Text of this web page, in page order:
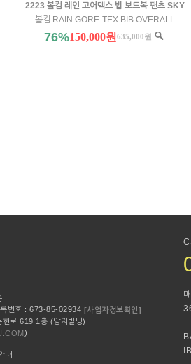
2223 볼컴 레인 고어텍스 빕 보드복 팬츠 SKY
볼컴 RAIN GORE-TEX BIB OVERALL
76%150,000원 635,000원
번호 : 673-85-02934 [사업자정보확인]
로 619 1층 (양지빌딩)
)
내